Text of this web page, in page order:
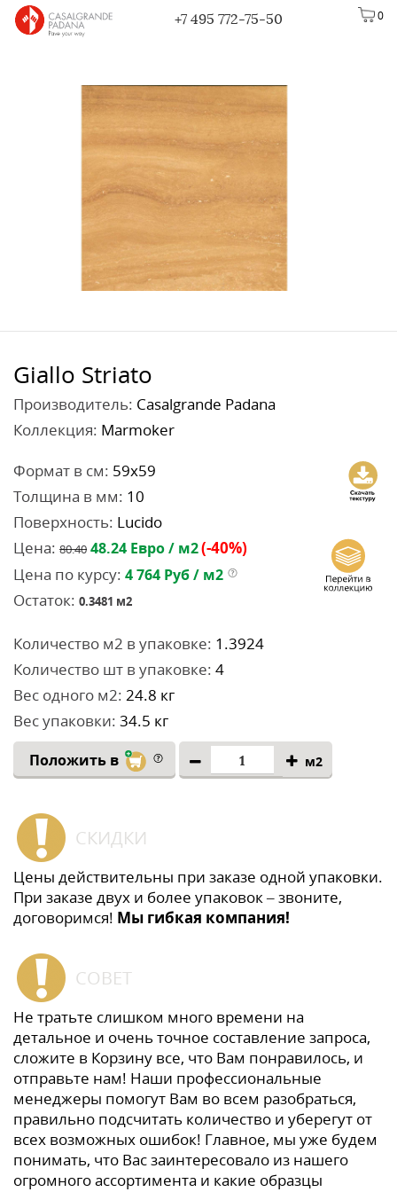
0
+7 495 772-75-50
Giallo Striato
Производитель: Casalgrande Padana
Коллекция: Marmoker
Формат в см: 59x59
Толщина в мм: 10
Поверхность: Lucido
Цена: 80.40 48.24 Евро / м2(-40%)
Цена по курсу: 4 764 Руб / м2
Остаток: 0.3481 м2
Количество м2 в упаковке: 1.3924
Количество шт в упаковке: 4
Вес одного м2: 24.8 кг
Вес упаковки: 34.5 кг
Положить в м2
СКИДКИ
Цены действительны при заказе одной упаковки.
При заказе двух и более упаковок – звоните,
договоримся! Мы гибкая компания!
СОВЕТ
Не тратьте слишком много времени на
детальное и очень точное составление запроса,
сложите в Корзину все, что Вам понравилось, и
отправьте нам! Наши профессиональные
менеджеры помогут Вам во всем разобраться,
правильно подсчитать количество и уберегут от
всех возможных ошибок! Главное, мы уже будем
понимать, что Вас заинтересовало из нашего
огромного ассортимента и какие образцы